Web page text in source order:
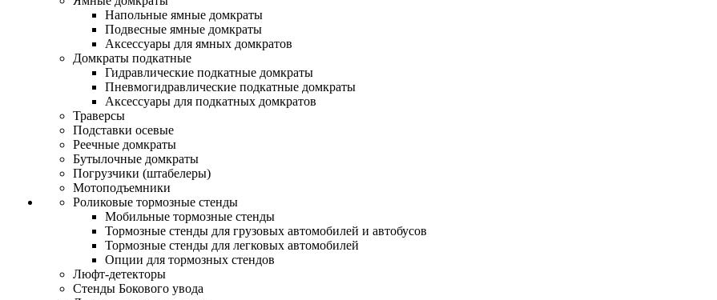
Напольные ямные домкраты
Подвесные ямные домкраты
Аксессуары для ямных домкратов
Домкраты подкатные
Гидравлические подкатные домкраты
Пневмогидравлические подкатные домкраты
Аксессуары для подкатных домкратов
Траверсы
Подставки осевые
Реечные домкраты
Бутылочные домкраты
Погрузчики (штабелеры)
Мотоподъемники
Роликовые тормозные стенды
Мобильные тормозные стенды
Тормозные стенды для грузовых автомобилей и автобусов
Тормозные стенды для легковых автомобилей
Опции для тормозных стендов
Люфт-детекторы
Стенды Бокового увода